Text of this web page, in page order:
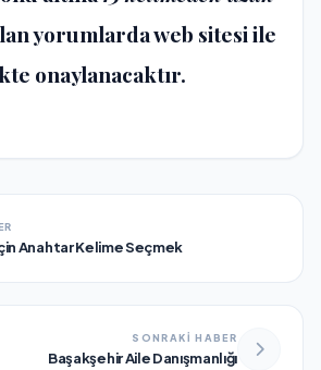
yorumlarda web sitesi ile
onaylanacaktır.
Anahtar Kelime Seçmek
SONRAKİ HABER
Başakşehir Aile Danışmanlığı